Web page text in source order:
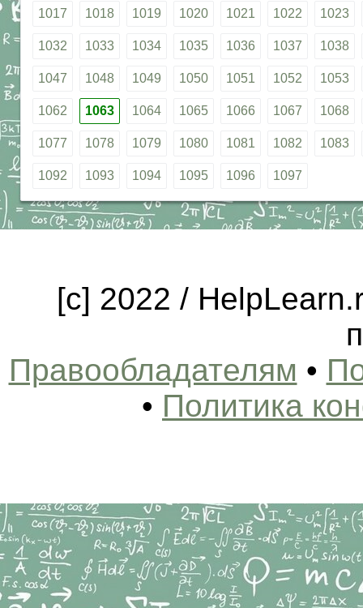
1017 1018 1019 1020 1021 1022 1023
1032 1033 1034 1035 1036 1037 1038
1047 1048 1049 1050 1051 1052 1053
1062 1063 1064 1065 1066 1067 1068
1077 1078 1079 1080 1081 1082 1083
1092 1093 1094 1095 1096 1097
[c] 2022 /
Правообладателям •
• Политика